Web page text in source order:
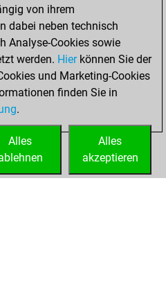
von ihrem
dabei neben technisch
Analyse-Cookies sowie
werden. Hierkönnen Sie der
und Marketing-Cookies
finden Sie in
.
Alles
akzeptieren
Alles